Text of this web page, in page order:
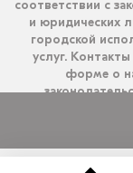
соответствии с
и юридических
городской
услуг.
форме о
получения